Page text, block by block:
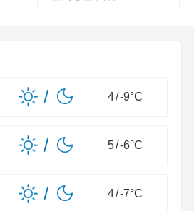
/ 4/-9°C
/ 5/-6°C
/ 4/-7°C